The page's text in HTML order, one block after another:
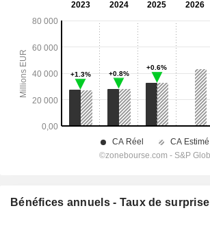
Bénéfices annuels - Taux de surprise